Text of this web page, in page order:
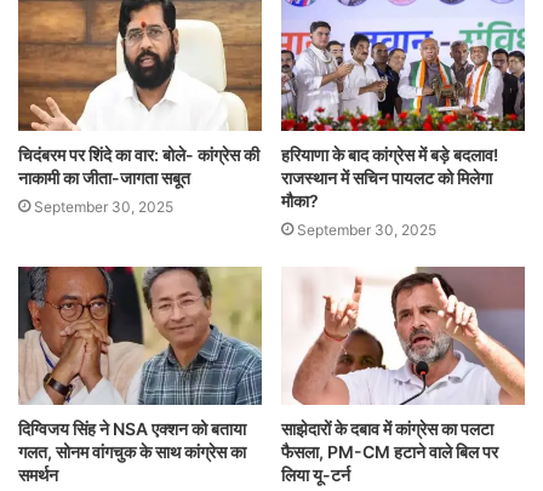
चिदंबरम पर शिंदे का वार: बोले- कांग्रेस की
नाकामी का जीता-जागता सबूत
September 30, 2025
हरियाणा के बाद कांग्रेस में बड़े बदलाव!
राजस्थान में सचिन पायलट को मिलेगा
मौका?
September 30, 2025
दिग्विजय सिंह ने NSA एक्शन को बताया
गलत, सोनम वांगचुक के साथ कांग्रेस का
समर्थन
साझेदारों के दबाव में कांग्रेस का पलटा
फैसला, PM-CM हटाने वाले बिल पर
लिया यू-टर्न